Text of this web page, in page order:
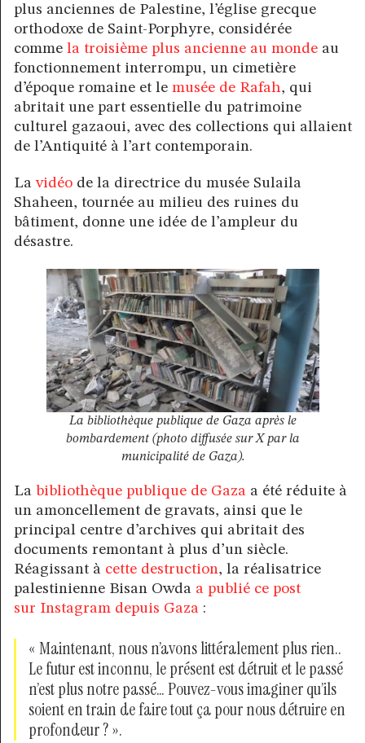
plus anciennes de Palestine, l’église grecque
orthodoxe de Saint-Porphyre, considérée
comme la troisième plus ancienne au monde au
fonctionnement interrompu, un cimetière
d’époque romaine et le musée de Rafah, qui
abritait une part essentielle du patrimoine
culturel gazaoui, avec des collections qui allaient
de l’Antiquité à l’art contemporain.
Lavidéo de la directrice du musée Sulaila
Shaheen, tournée au milieu des ruines du
bâtiment, donne une idée de l’ampleur du
désastre.
La bibliothèque publique de Gaza après le
bombardement (photo diffusée sur X par la
municipalité de Gaza).
La bibliothèque publique de Gaza a été réduite à
un amoncellement de gravats, ainsi que le
principal centre d’archives qui abritait des
documents remontant à plus d’un siècle.
Réagissant à cette destruction, la réalisatrice
palestinienne Bisan Owda a publié ce post
sur Instagram depuis Gaza :
« Maintenant, nous n’avons littéralement plus rien..
Le futur est inconnu, le présent est détruit et le passé
n’est plus notre passé… Pouvez-vous imaginer qu’ils
soient en train de faire tout ça pour nous détruire en
profondeur ? ».